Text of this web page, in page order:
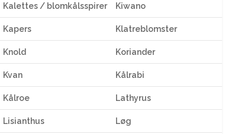
Kalettes / blomkålsspirer Kiwano
Kapers Klatreblomster
Knold Koriander
Kvan Kålrabi
Kålroe Lathyrus
Lisianthus Løg